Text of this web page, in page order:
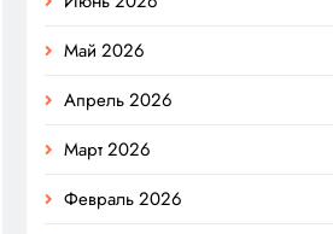
Май 2026
Апрель 2026
Март 2026
Февраль 2026